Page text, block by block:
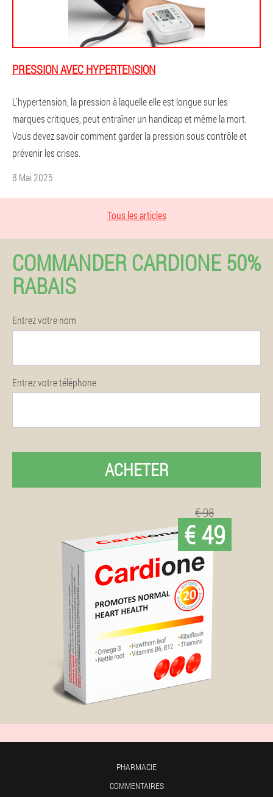
PRESSION AVEC HYPERTENSION
L'hypertension, la pression à laquelle elle est longue sur les
marques critiques, peut entraîner un handicap et même la mort.
Vous devez savoir comment garder la pression sous contrôle et
prévenir les crises.
8 Mai 2025
Tous les articles
COMMANDER CARDIONE 50%
RABAIS
Entrez votre nom
Entrez votre téléphone
ACHETER
€ 98
€ 49
PHARMACIE
COMMENTAIRES